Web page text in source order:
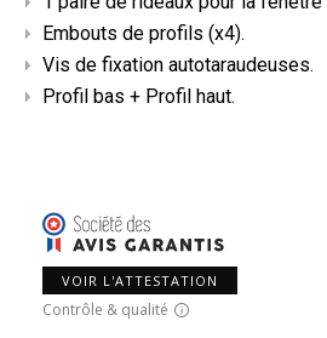
Embouts de profils (x4).
Vis de fixation autotaraudeuses.
Profil bas + Profil haut.
VOIR L'ATTESTATION
Contrôle & qualité